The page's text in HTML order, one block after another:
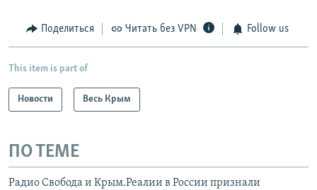
Поделиться Читать без VPN Follow us
This item is part of
Новости Весь Крым
ПО ТЕМЕ
Радио Свобода и Крым.Реалии в России признали